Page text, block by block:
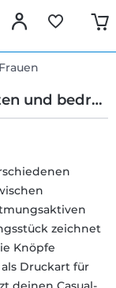
Frauen
bedrucken
zeichnet
Knöpfe
Druckart für